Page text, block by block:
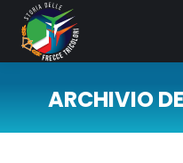
ARCHIVIO